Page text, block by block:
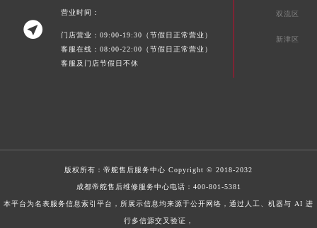

营业时间：
门店营业：09:00-19:30（节假日正常营业）
客服在线：08:00-22:00（节假日正常营业）
客服及门店节假日不休
双流区
新津区
版权所有： 帝舵售后服务中心 Copyright © 2018-2032
成都帝舵售后维修服务中心电话： 400-801-5381
本平台为名表服务信息索引平台，所展示信息均来源于公开网络，通过人工、机器与 AI 进
行多信源交叉验证，